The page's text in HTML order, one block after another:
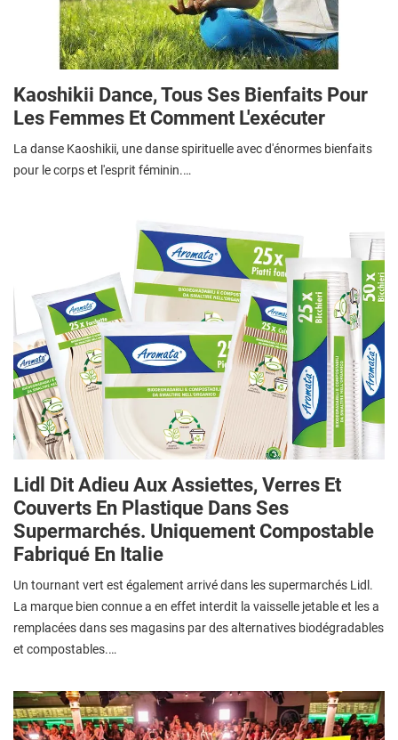
Kaoshikii Dance, Tous Ses Bienfaits Pour
Les Femmes Et Comment L'exécuter
La danse Kaoshikii, une danse spirituelle avec d'énormes bienfaits
pour le corps et l'esprit féminin.…
Lidl Dit Adieu Aux Assiettes, Verres Et
Couverts En Plastique Dans Ses
Supermarchés. Uniquement Compostable
Fabriqué En Italie
Un tournant vert est également arrivé dans les supermarchés Lidl.
La marque bien connue a en effet interdit la vaisselle jetable et les a
remplacées dans ses magasins par des alternatives biodégradables
et compostables.…